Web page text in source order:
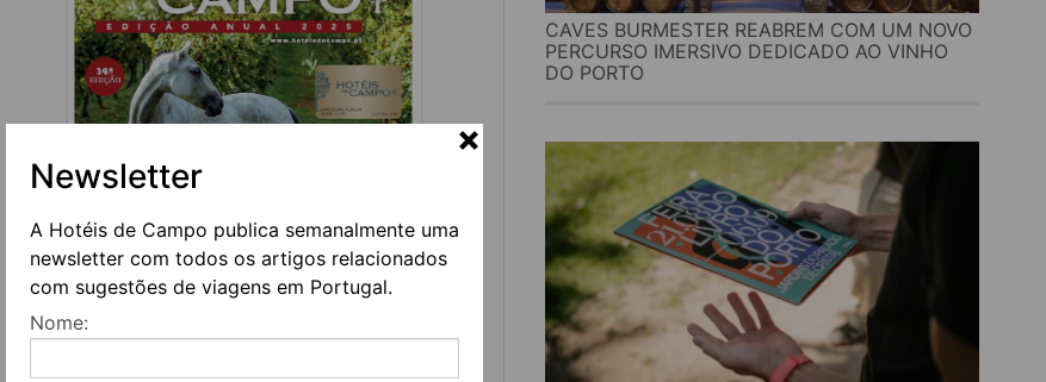
Newsletter
A Hotéis de Campo publica semanalmente uma
newsletter com todos os artigos relacionados
com sugestões de viagens em Portugal.
Nome:
CAVES BURMESTER REABREM COM UM NOVO
PERCURSO IMERSIVO DEDICADO AO VINHO
DO PORTO